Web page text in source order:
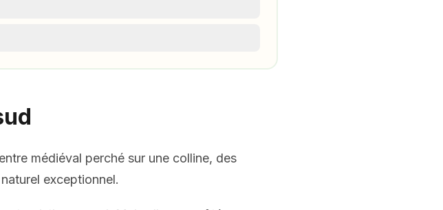
médiéval perché sur une colline, des
exceptionnel.